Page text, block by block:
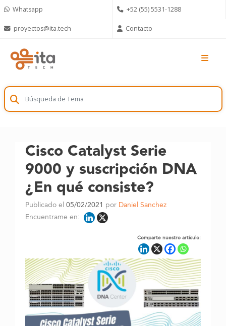
Whatsapp +52 (55) 5531-1288
proyectos@ita.tech Contacto
Cisco Catalyst Serie
9000 y suscripción DNA
¿En qué consiste?
Publicado el05/02/2021 por Daniel Sanchez
Encuentrame en:
Comparte nuestro artículo: